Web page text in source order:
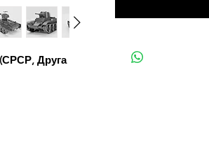
(СРСР, Друга